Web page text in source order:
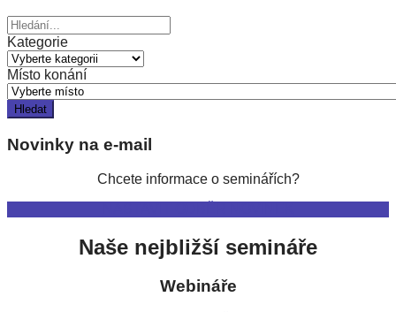
Kategorie
Místo konání
Novinky na e-mail
Chcete informace o seminářích?
Naše nejbližší semináře
Webináře